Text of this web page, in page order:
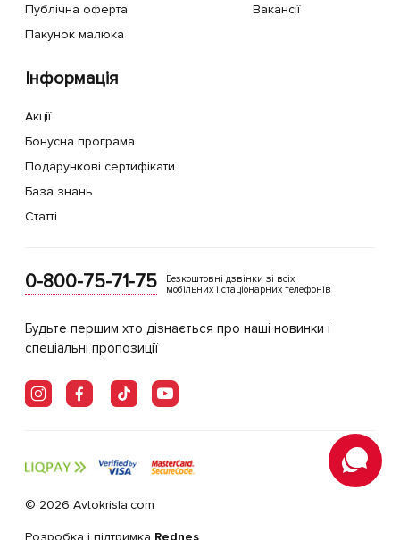
Публічна оферта
Пакунок малюка
Вакансії
Інформація
Акції
Бонусна програма
Подарункові сертифікати
База знань
Статті
0-800-75-71-75
Безкоштовні дзвінки зі всіх
мобільних і стаціонарних телефонів
Будьте першим хто дізнається про наші новинки і
спеціальні пропозиції
© 2026 Avtokrisla.com